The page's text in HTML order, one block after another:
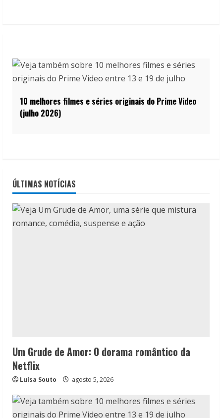
10 melhores filmes e séries originais do Prime Video
(julho 2026)
ÚLTIMAS NOTÍCIAS
Um Grude de Amor: O dorama romântico da
Netflix
Luísa Souto agosto 5, 2026